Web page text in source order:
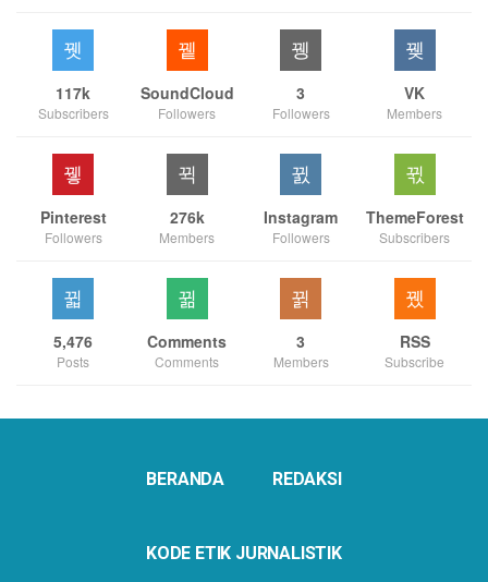
117k
Subscribers
SoundCloud
Followers
3
Followers
VK
Members
Pinterest
Followers
276k
Members
Instagram
Followers
ThemeForest
Subscribers
5,476
Posts
Comments
Comments
3
Members
RSS
Subscribe
BERANDA REDAKSI
KODE ETIK JURNALISTIK